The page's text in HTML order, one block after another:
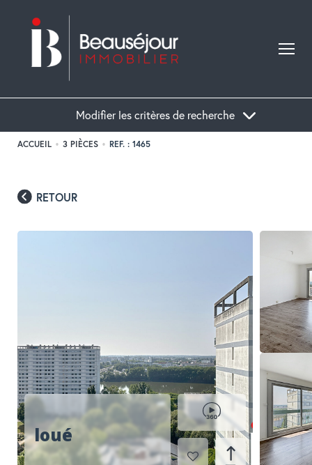
Modifier les critères de recherche
RECHERCHER
ACCUEIL 3 PIÈCES REF. : 1465
loué